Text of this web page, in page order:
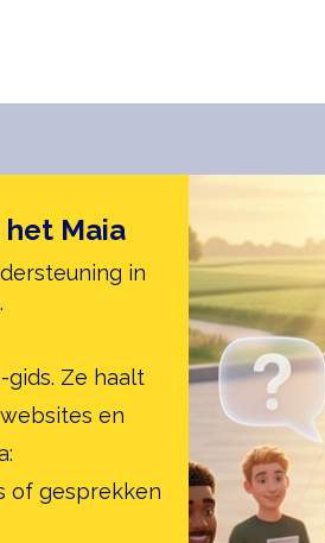
het Maia
in
gids. Ze haalt
en
of gesprekken